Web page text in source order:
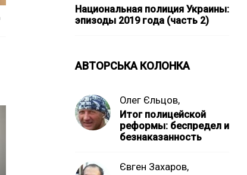
Национальная полиция Украины:
эпизоды 2019 года (часть 2)
АВТОРСЬКА КОЛОНКА
Олег Єльцов,
Итог полицейской
реформы: беспредел и
безнаказанность
Євген Захаров,